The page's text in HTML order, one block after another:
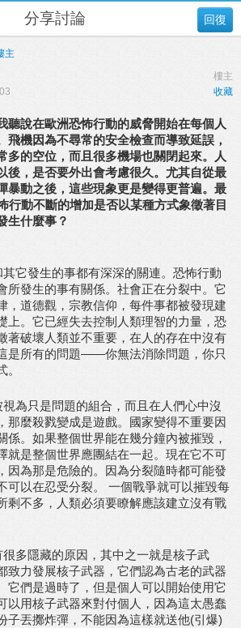
回復
分享討論
主
樓主
收藏
聽說在歐洲恐怖行動的威脅開始在每個人
飛機因為不尋常的安全檢查而導致延誤，
多的空位，而且很多機場也關閉起來。人
後，是否要外出會考慮很久。尤其自從最
暴動之後，這些現象更是變得更普遍。最
行動不斷的增加是否以某種方式象徵著目
生什麼事？
它發生的事都有深深的關連。恐怖行動
所發生的事有關係。社會正在分裂中。它
，道德觀，宗教信仰，每件事都被發現建
上。它已經失去控制人類理智的力量，恐
著破壞人類並不重要，在人的存在中沒有
是所有的問題——你無法消除問題，你只
為只是問題的組合，而且在人們心中沒
那麼殺戮變成是遊戲。國家變得不重要因
係。如果整個世界能在幾分鐘內被摧毀，
就是整個世界應團結在一起。現在它不可
因為那是危險的。因為分裂隨時都可能發
可以在忍受分裂。 一個戰爭就可以摧毀每
剩不多，人類必須要瞭解應該建立沒有戰
多隱藏的原因，其中之一就是核子武
致力發展核子武器，它們認為古老的武器
它們是過時了，但是個人可以開始使用它
以用核子武器來對付個人，因為這太愚蠢
子丟擲炸彈，不能因為這樣就送他(引爆)